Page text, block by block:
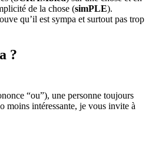
de la chose (simPLE).
qu’il est sympa et surtout pas trop
?
“ou”), une personne toujours
moins intéressante, je vous invite à